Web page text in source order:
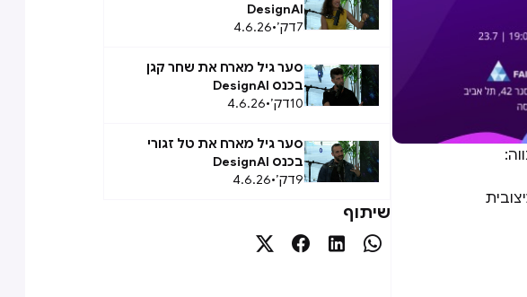
DesignAI
7דק׳•
4.6.26
סער גיל מארח את שחר קגן
בכנס DesignAI
10דק׳•
4.6.26
סער גיל מארח את טל זגורי
בכנס DesignAI
9דק׳•
4.6.26
שיתוף



